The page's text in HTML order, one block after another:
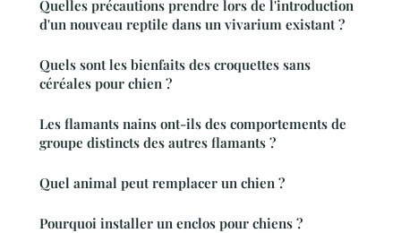
Quelles précautions prendre lors de l'introduction
d'un nouveau reptile dans un vivarium existant ?
Quels sont les bienfaits des croquettes sans
céréales pour chien ?
Les flamants nains ont-ils des comportements de
groupe distincts des autres flamants ?
Quel animal peut remplacer un chien ?
Pourquoi installer un enclos pour chiens ?